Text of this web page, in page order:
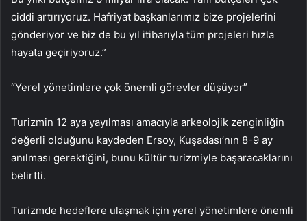
ciddi artırıyoruz. Hafriyat başkanlarımız bize projelerini
gönderiyor ve biz de bu yıl itibarıyla tüm projeleri hızla
hayata geçiriyoruz.”
“Yerel yönetimlere çok önemli görevler düşüyor”
Turizmin 12 aya yayılması amacıyla arkeolojik zenginliğin
değerli olduğunu kaydeden Ersoy, Kuşadası’nın 8-9 ay
anılması gerektiğini, bunu kültür turizmiyle başaracaklarını
belirtti.
Turizmde hedeflere ulaşmak için yerel yönetimlere önemli